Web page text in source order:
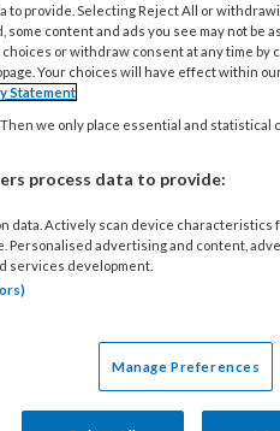
propt. Dat werkt niet
geven ook aan dat
kennis
te zien (Netwerk
Natuurlijk moet je
en samen met
blijven naar
die we hebben voor
is. We willen
met het gezin en
de vraag of het voor
to provide. Selecting Reject All or
content and ads you see may not be
choices or withdraw consent at any time
Your choices will have effect within
Statement
we only place essential and statistical
process data to provide:
data. Actively scan device characteristics
Personalised advertising and content,
services development.
Manage Preferences